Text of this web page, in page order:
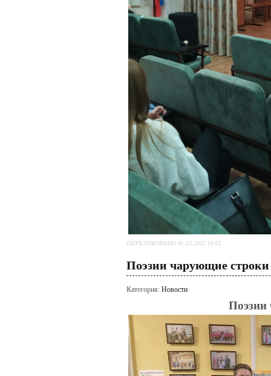
ОПУБЛИКОВАНО 01.03.2022 16:01
Поэзии чарующие строки
Категория: Новости
Поэзии